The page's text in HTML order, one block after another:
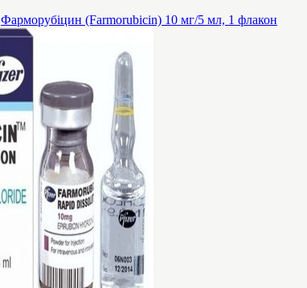
Фарморубіцин (Farmorubicin) 10 мг/5 мл, 1 флакон